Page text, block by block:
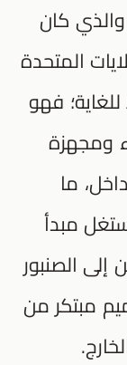
كان
المتحدة
فهو
ومجهزة
ما
مبدأ
إلى الصنبور
مبتكر من